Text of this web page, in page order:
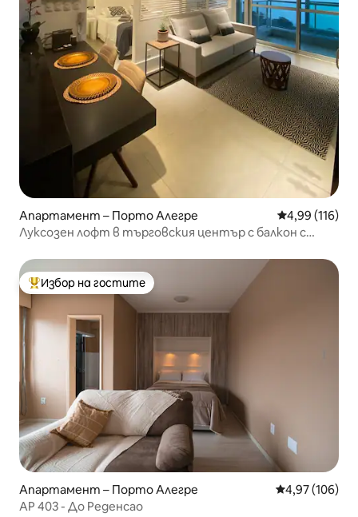
Апартамент – Порто Алегре Средна
4,99 (116)
Луксозен лофт в търговския център с балкон с
Най-популярен избор на гостите
Избор на гостите
Апартамент – Порто Алегре Средна
4,97 (106)
AP 403 - До Реденсао